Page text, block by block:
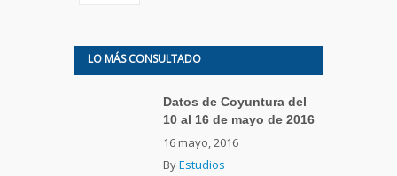
LO MÁS CONSULTADO
Datos de Coyuntura del
10 al 16 de mayo de 2016
16 mayo, 2016
ByEstudios